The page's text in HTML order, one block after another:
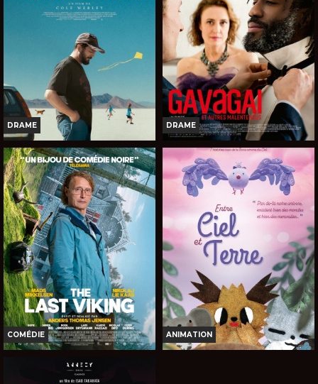
Réservation
TOUT PUBLIC
Réservation
TOUT PUBLIC
VOST
DRAME
SUR LA ROUTE D'OMAHA
Horaires et Infos
Bande-annonce
Réservation
TOUT PUBLIC
DRAME
GAVAGAI, ET AUTRES
MALENTENDUS
Horaires et Infos
Bande-annonce
Réservation
TOUT PUBLIC
VOST
COMÉDIE
THE LAST VIKING
ANIMATION